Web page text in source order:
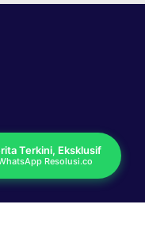
Terkini, Eksklusif
Resolusi.co